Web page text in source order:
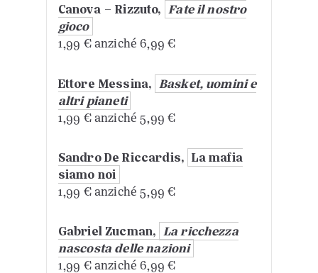
Canova – Rizzuto, Fate il nostro
gioco
1,99 € anziché 6,99 €
Ettore Messina, Basket, uomini e
altri pianeti
1,99 € anziché 5,99 €
Sandro De Riccardis, La mafia
siamo noi
1,99 € anziché 5,99 €
Gabriel Zucman, La ricchezza
nascosta delle nazioni
1,99 € anziché 6,99 €